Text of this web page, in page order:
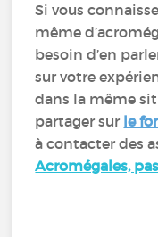
Si vous
même
besoin d’en
sur votre
dans la même
partager sur le
à contacter des
Acromégales,